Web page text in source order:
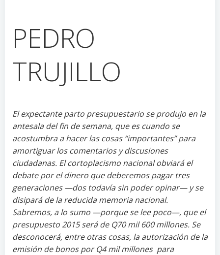
PEDRO
TRUJILLO
El expectante parto presupuestario se produjo en la
antesala del fin de semana, que es cuando se
acostumbra a hacer las cosas “importantes” para
amortiguar los comentarios y discusiones
ciudadanas. El cortoplacismo nacional obviará el
debate por el dinero que deberemos pagar tres
generaciones —dos todavía sin poder opinar— y se
disipará de la reducida memoria nacional.
Sabremos, a lo sumo —porque se lee poco—, que el
presupuesto 2015 será de Q70 mil 600 millones. Se
desconocerá, entre otras cosas, la autorización de la
emisión de bonos por Q4 mil millones para